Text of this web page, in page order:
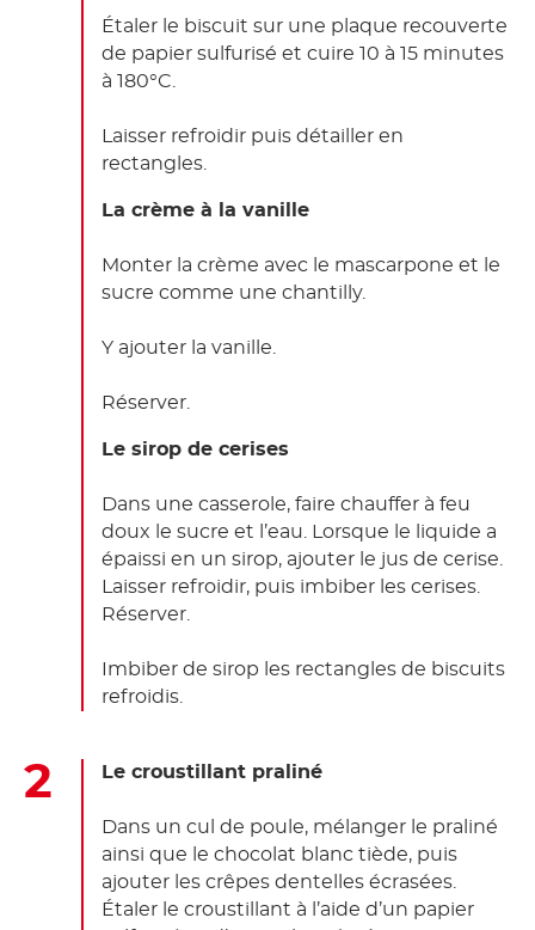
Étaler le biscuit sur une plaque recouverte
de papier sulfurisé et cuire 10 à 15 minutes
à 180°C.
Laisser refroidir puis détailler en
rectangles.
La crème à la vanille
Monter la crème avec le mascarpone et le
sucre comme une chantilly.
Y ajouter la vanille.
Réserver.
Le sirop de cerises
Dans une casserole, faire chauffer à feu
doux le sucre et l’eau. Lorsque le liquide a
épaissi en un sirop, ajouter le jus de cerise.
Laisser refroidir, puis imbiber les cerises.
Réserver.
Imbiber de sirop les rectangles de biscuits
refroidis.
Le croustillant praliné
Dans un cul de poule, mélanger le praliné
ainsi que le chocolat blanc tiède, puis
ajouter les crêpes dentelles écrasées.
Étaler le croustillant à l’aide d’un papier